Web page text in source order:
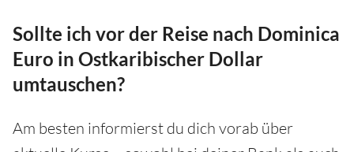
Sollte ich vor der Reise nach Dominica
Euro in Ostkaribischer Dollar
umtauschen?
Am besten informierst du dich vorab über